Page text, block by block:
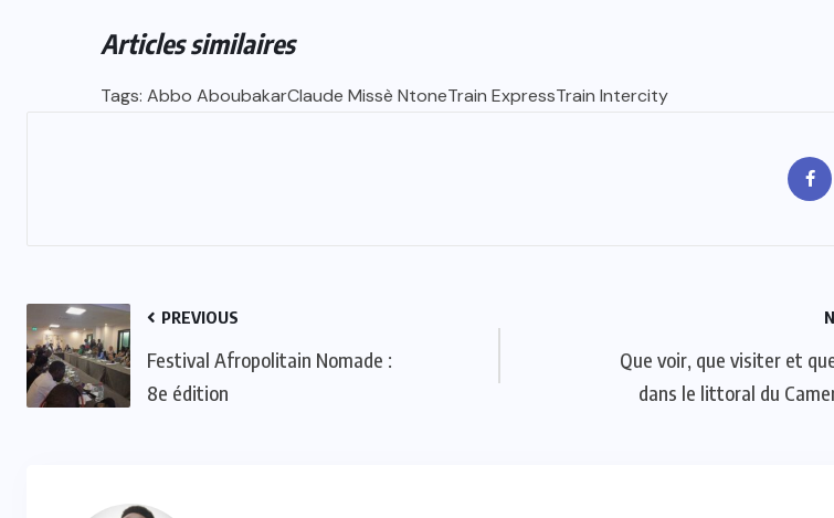
Articles similaires
Tags: Abbo AboubakarClaude Missè NtoneTrain ExpressTrain Intercity
PREVIOUS
Festival Afropolitain Nomade :
8e édition
Que voir, que visiter et
dans le littoral du